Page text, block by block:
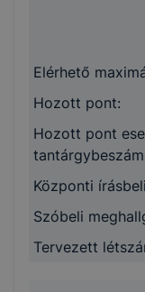
Elérhető
Hozott pont:
Hozott pont
Központi
Szóbeli
Tervezett